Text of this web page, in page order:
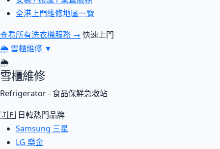
全港上門維修地區一覽
查看所有洗衣機服務 → 快速上門
🌦 雪櫃維修 ▼
🌦
雪櫃維修
Refrigerator - 食品保鮮急救站
🇯🇵 日韓熱門品牌
Samsung 三星
LG 樂金